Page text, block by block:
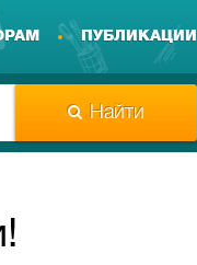
ПУБЛИКАЦИИ
Найти